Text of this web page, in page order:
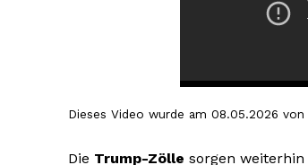
Dieses Video wurde am 08.05.2026 von
Die Trump-Zölle sorgen